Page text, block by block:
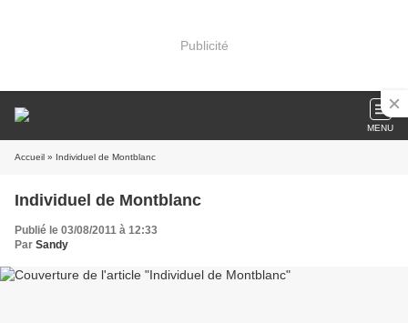
Publicité
MENU
Accueil » Individuel de Montblanc
Individuel de Montblanc
Publié le 03/08/2011 à 12:33
Par Sandy